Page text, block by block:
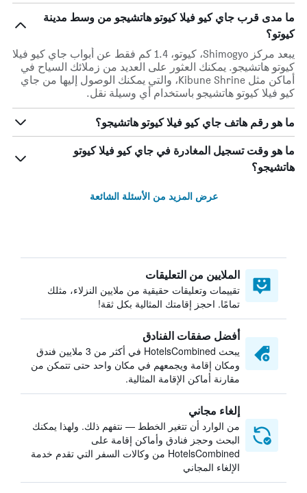
ما مدى قرب جاي كيو فيلا كيوتو هاتشيجو من وسط مدينة
كيوتو؟
يبعد مركز Shimogyo، كيوتو، 1.4 كم فقط عن أبواب جاي كيو فيلا
كيوتو هاتشيجو. يمكنك العثور على العديد من زملائك السياح في
أماكن مثل Kibune Shrine، والتي يمكنك الوصول إليها من جاي
كيو فيلا كيوتو هاتشيجو باستخدام أي وسيلة نقل.
ما هو رقم هاتف جاي كيو فيلا كيوتو هاتشيجو؟
ما هو وقت تسجيل المغادرة في جاي كيو فيلا كيوتو
هاتشيجو؟
عرض المزيد من الأسئلة الشائعة
الملايين من التعليقات
تقييمات وتعليقات حقيقية من ملايين النزلاء، مثلك
تمامًا. احجز إقامتك المثالية بكل ثقة!
أفضل صفقات الفنادق
يبحث HotelsCombined في أكثر من 3 ملايين فندق
ومكان إقامة ويجمعهم في مكان واحد حتى تتمكن من
مقارنة أماكن الإقامة المثالية.
إلغاء مجاني
من الوارد أن تتغير الخطط — نتفهم ذلك. ولهذا يمكنك
البحث وحجز فنادق وأماكن إقامة على
HotelsCombined من وكالات السفر التي تقدم خدمة
الإلغاء المجاني